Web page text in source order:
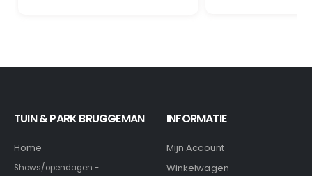
TUIN & PARK BRUGGEMAN
Home
Shows/opendagen -
INFORMATIE
Mijn Account
Winkelwagen